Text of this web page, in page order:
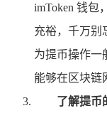
imToken 钱包
充裕，千万别
为提币操作一
能够在区块链
了解提币